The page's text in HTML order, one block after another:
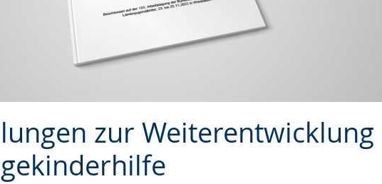
zur Weiterentwicklung